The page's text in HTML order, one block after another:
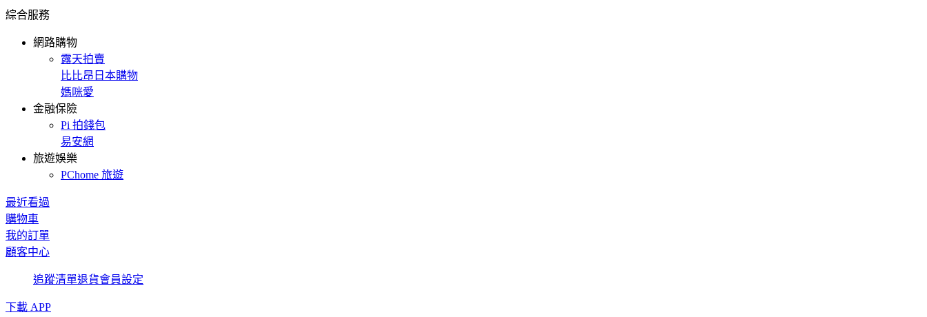
綜合服務
網路購物
露天拍賣
比比昂日本購物
媽咪愛
金融保險
Pi 拍錢包
易安網
旅遊娛樂
PChome 旅遊
最近看過
購物車
我的訂單
顧客中心
追蹤清單退貨會員設定
下載 APP